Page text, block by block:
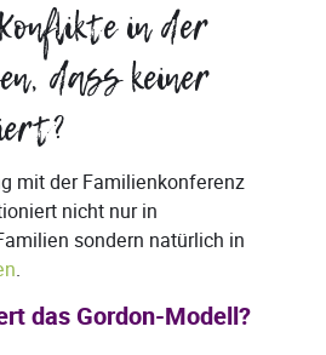
in der
dass keiner
mit der Familienkonferenz
nicht nur in
sondern natürlich in
.
das Gordon-Modell?